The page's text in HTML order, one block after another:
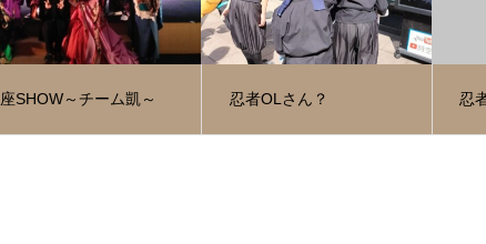
座SHOW～チーム凱～ 忍者OLさん？ 忍